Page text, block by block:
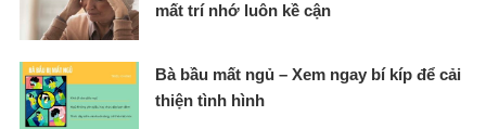
mất trí nhớ luôn kề cận
Bà bầu mất ngủ – Xem ngay bí kíp để cải
thiện tình hình